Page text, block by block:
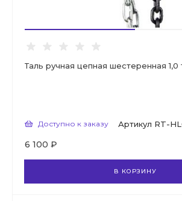
Таль ручная цепная шестеренная 1,0
Доступно к заказу Артикул RT-
6 100 ₽
В КОРЗИНУ